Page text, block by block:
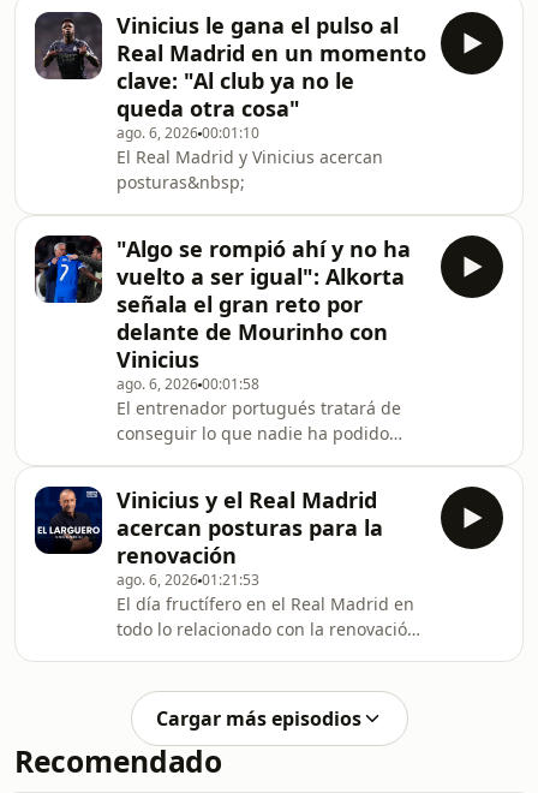
la s
Vinicius Júnior.
Vinicius le gana el pulso al
Real Madrid en un momento
clave: "Al club ya no le
queda otra cosa"
ago. 6, 202600:01:10
El Real Madrid y Vinicius acercan
posturas&nbsp;
"Algo se rompió ahí y no ha
vuelto a ser igual": Alkorta
señala el gran reto por
delante de Mourinho con
Vinicius
ago. 6, 202600:01:58
El entrenador portugués tratará de
conseguir lo que nadie ha podido
Vinicius y el Real Madrid
acercan posturas para la
renovación
ago. 6, 202601:21:53
El día fructífero en el Real Madrid en
todo lo relacionado con la renovación
ofrecimiento de Gianni Infantino para
que Marruecos asuma la organización
de la final del Mundial 2030. El
Sanedrín de El Larguero debate sobre
Cargar más episodios
Recomendado